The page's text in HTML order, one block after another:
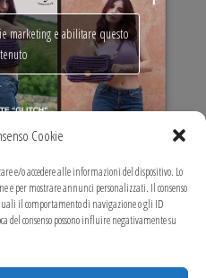
Cookie
e/o accedere alle informazioni del dispositivo. Lo
e per mostrare annunci personalizzati. Il consenso
il comportamento di navigazione o gli ID
del consenso possono influire negativamente su
marketing e abilitare questo